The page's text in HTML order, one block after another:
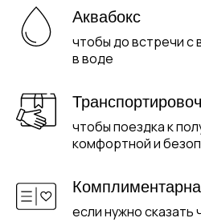
Аквабокс
чтобы до встречи с
в воде
чтобы поездка к
комфортной и
если нужно